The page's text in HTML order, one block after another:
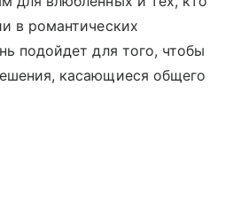
в романтических
подойдет для того, чтобы
касающиеся общего